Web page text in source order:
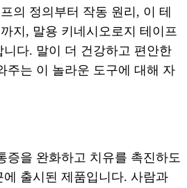
의 정의부터 작동 원리, 이 테
지, 말용 키네시오로지 테이프
다. 말이 더 건강하고 편안한
주는 이 놀라운 도구에 대해 자
증을 완화하고 치유를 촉진하도
출시된 제품입니다. 사람과